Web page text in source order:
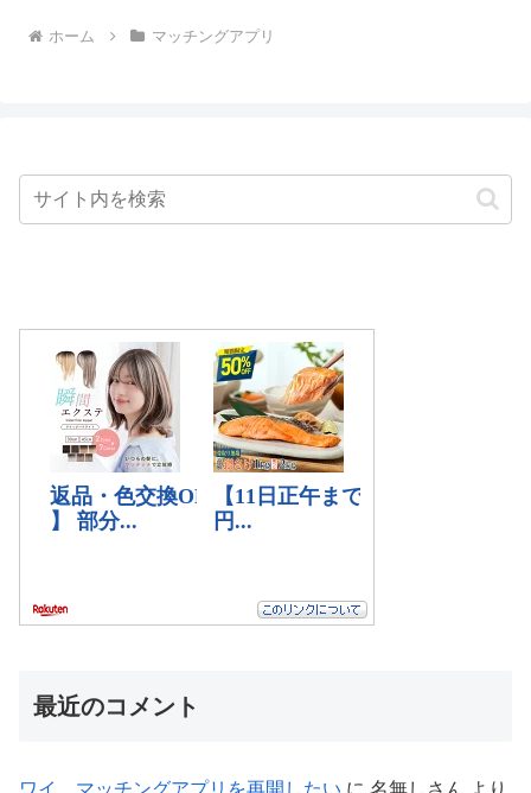
ホーム マッチングアプリ
最近のコメント
ワイ、マッチングアプリを再開したい に 名無しさん より